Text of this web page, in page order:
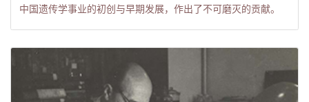
中国遗传学事业的初创与早期发展，作出了不可磨灭的贡献。